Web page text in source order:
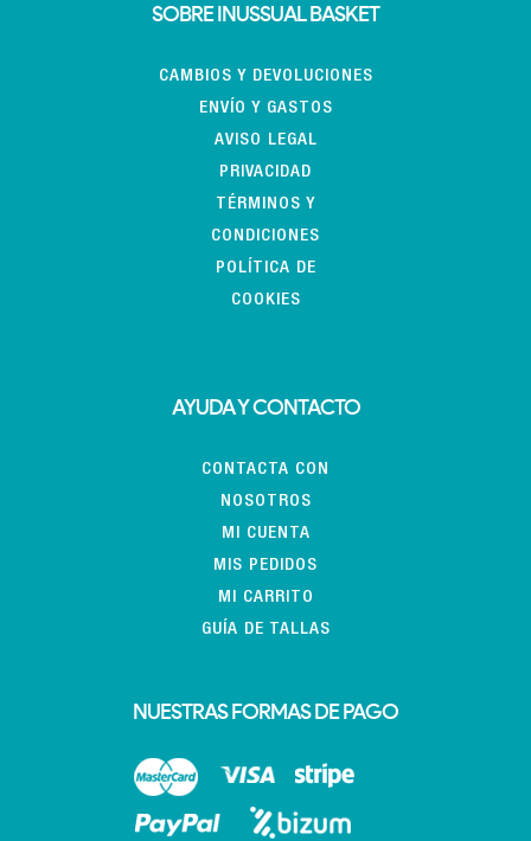
SOBRE INUSSUAL BASKET
CAMBIOS Y DEVOLUCIONES
ENVÍO Y GASTOS
AVISO LEGAL
PRIVACIDAD
TÉRMINOS Y
CONDICIONES
POLÍTICA DE
COOKIES
AYUDA Y CONTACTO
CONTACTA CON
NOSOTROS
MI CUENTA
MIS PEDIDOS
MI CARRITO
GUÍA DE TALLAS
NUESTRAS FORMAS DE PAGO